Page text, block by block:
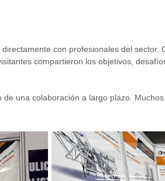
con profesionales del sector.
compartieron los objetivos,
una colaboración a largo plazo.